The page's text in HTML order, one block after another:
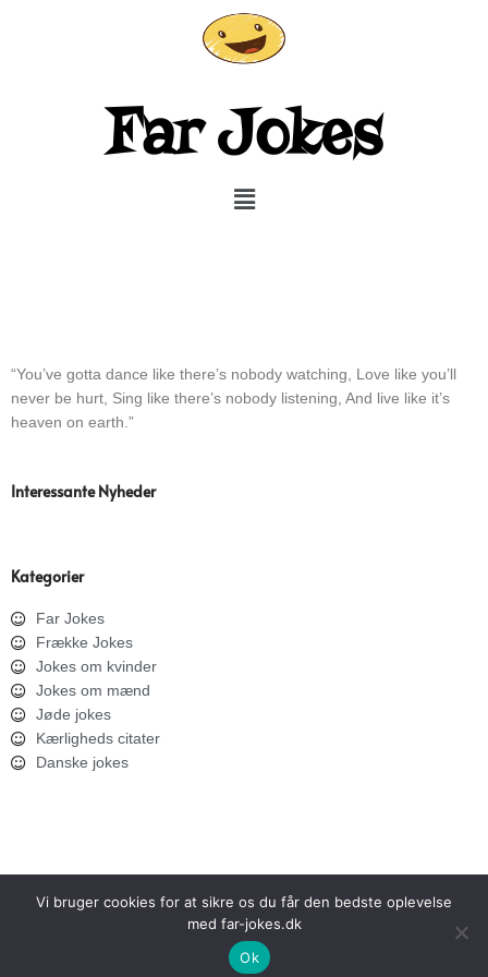
Far Jokes
Menu
“You’ve gotta dance like there’s nobody watching, Love like you’ll
never be hurt, Sing like there’s nobody listening, And live like it’s
heaven on earth.”
Interessante Nyheder
Kategorier
Far Jokes
Frække Jokes
Jokes om kvinder
Jokes om mænd
Jøde jokes
Kærligheds citater
Danske jokes
SITEMAP PRIVATLIVSPOLITIK
Copyright © 2026 Far Jokes
Vi bruger cookies for at sikre os du får den bedste oplevelse
med far-jokes.dk
Ok